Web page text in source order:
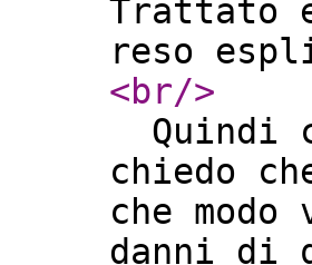
Trattato
reso
<br/>
Quindi
chiedo
che
danni di